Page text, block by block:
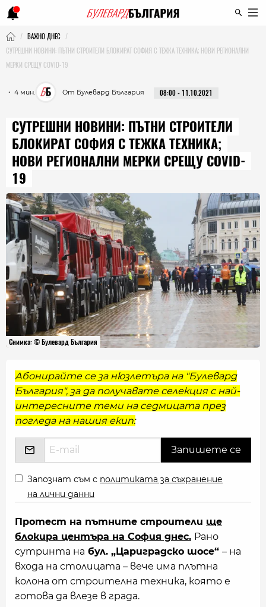
ВАЖНО ДНЕС
СУТРЕШНИ НОВИНИ: ПЪТНИ СТРОИТЕЛИ БЛОКИРАТ СОФИЯ С ТЕЖКА ТЕХНИКА; НОВИ РЕГИОНАЛНИ
МЕРКИ СРЕЩУ COVID-19
・ 4 мин. От Булевард България 08:00 - 11.10.2021
СУТРЕШНИ НОВИНИ: ПЪТНИ СТРОИТЕЛИ
БЛОКИРАТ СОФИЯ С ТЕЖКА ТЕХНИКА;
НОВИ РЕГИОНАЛНИ МЕРКИ СРЕЩУ COVID-
19
Снимка: © Булевард България
Абонирайте се за нюзлетъра на "Булевард
България", за да получавате селекция с най-
интересните теми на седмицата през
погледа на нашия екип:
Запознат съм с политиката за съхранение
на лични данни
Протест на пътните строители ще
блокира центъра на София днес. Рано
сутринта на бул. „Цариградско шосе“ – на
входа на столицата – вече има плътна
колона от строителна техника, която е
готова да влезе в града.